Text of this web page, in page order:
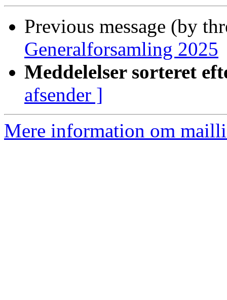
Previous message (by
Generalforsamling 2025
Meddelelser sorteret
afsender ]
Mere information om